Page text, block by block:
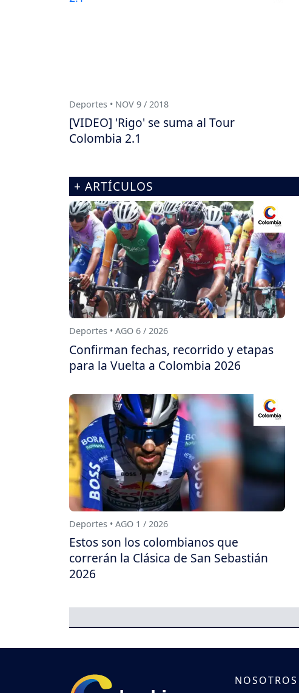
Deportes • NOV 9 / 2018
[VIDEO] 'Rigo' se suma al Tour
Colombia 2.1
+ ARTÍCULOS
Deportes • AGO 6 / 2026
Confirman fechas, recorrido y etapas
para la Vuelta a Colombia 2026
Deportes • AGO 1 / 2026
Estos son los colombianos que
correrán la Clásica de San Sebastián
2026
NOSOTROS